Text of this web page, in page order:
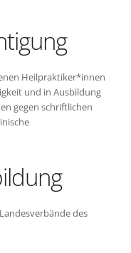
Heilpraktiker*innen
und in Ausbildung
gegen schriftlichen
des